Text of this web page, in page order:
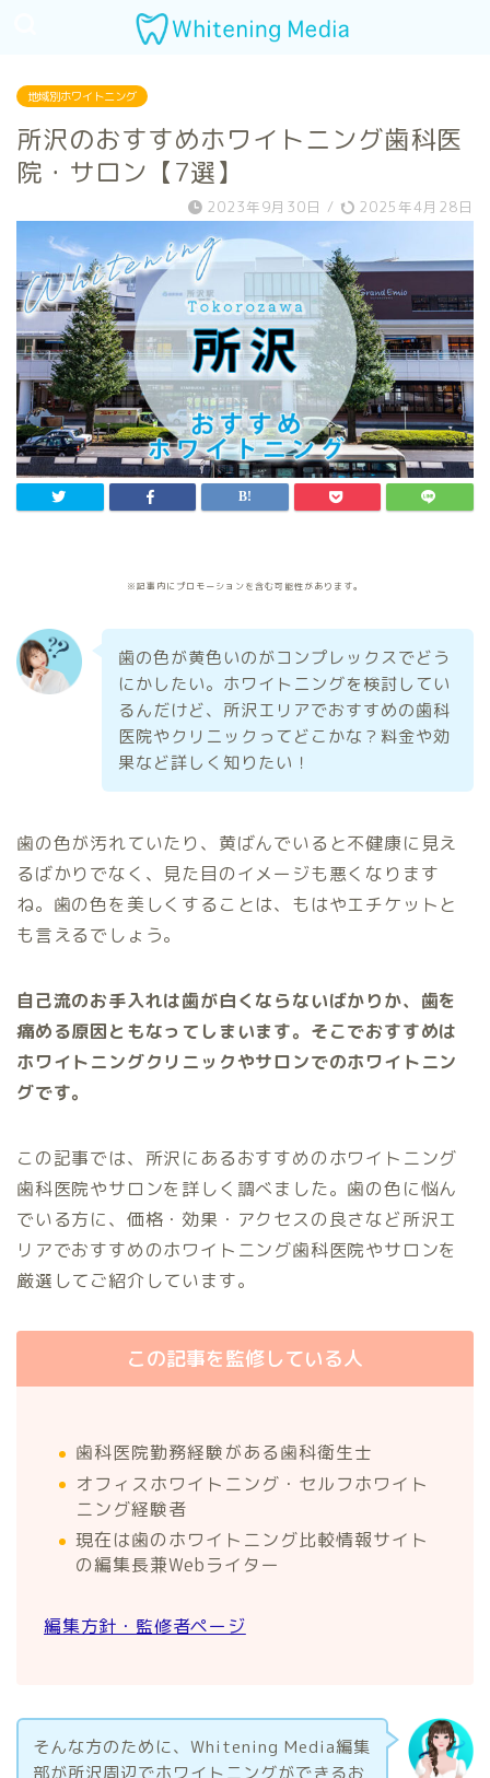
地域別ホワイトニング
所沢のおすすめホワイトニング歯科医
院・サロン【7選】
2023年9月30日 / 2025年4月28日
※記事内にプロモーションを含む可能性があります。
歯の色が黄色いのがコンプレックスでどう
にかしたい。ホワイトニングを検討してい
るんだけど、所沢エリアでおすすめの歯科
医院やクリニックってどこかな？料金や効
果など詳しく知りたい！
歯の色が汚れていたり、黄ばんでいると不健康に見え
るばかりでなく、見た目のイメージも悪くなります
ね。歯の色を美しくすることは、もはやエチケットと
も言えるでしょう。
自己流のお手入れは歯が白くならないばかりか、歯を
痛める原因ともなってしまいます。そこでおすすめは
ホワイトニングクリニックやサロンでのホワイトニン
グです。
この記事では、所沢にあるおすすめのホワイトニング
歯科医院やサロンを詳しく調べました。歯の色に悩ん
でいる方に、価格・効果・アクセスの良さなど所沢エ
リアでおすすめのホワイトニング歯科医院やサロンを
厳選してご紹介しています。
この記事を監修している人
歯科医院勤務経験がある歯科衛生士
オフィスホワイトニング・セルフホワイト
ニング経験者
現在は歯のホワイトニング比較情報サイト
の編集長兼Webライター
編集方針・監修者ページ
そんな方のために、Whitening Media編集
部が所沢周辺でホワイトニングができるお